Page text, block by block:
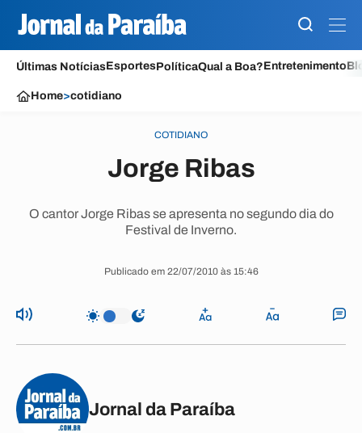
Últimas NotíciasEsportesPolíticaQual a Boa?Entretenimento
Home>cotidiano
COTIDIANO
Jorge Ribas
O cantor Jorge Ribas se apresenta no segundo dia do
Festival de Inverno.
Publicado em 22/07/2010 às 15:46
Jornal da Paraíba